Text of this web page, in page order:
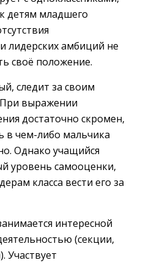
детям младшего
лидерских амбиций не
своё положение.
следит за своим
выражении
достаточно скромен,
в чем-либо мальчика
Однако учащийся
уровень самооценки,
класса вести его за
интересной
(секции,
Участвует